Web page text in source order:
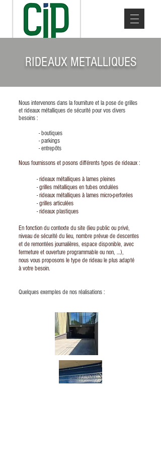
Nous intervenons dans la fourniture et la pose de grilles
et rideaux métalliques de sécurité pour vos divers
besoins :
- boutiques
- parkings
- entrepôts
Nous fournissons et posons différents types de rideaux :
- rideaux métalliques à lames pleines
- grilles métalliques en tubes ondulées
- rideaux métalliques à lames micro-perforées
- grilles articulées
- rideaux plastiques
En fonction du contexte du site (lieu public ou privé,
niveau de sécurité du lieu, nombre prévue de descentes
et de remontées journalières, espace disponible, avec
fermeture et ouverture programmable ou non, …),
nous vous proposons le type de rideau le plus adapté
à votre besoin.
Quelques exemples de nos réalisations :
RIDEAUX METALLIQUES